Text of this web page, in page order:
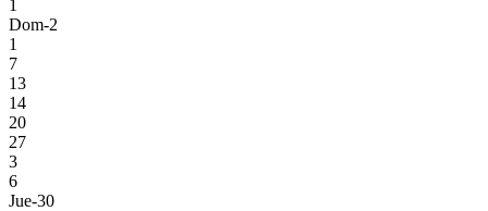
1
Dom-2
1
7
13
14
20
27
3
6
Jue-30